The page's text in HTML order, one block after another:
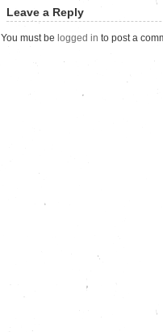
Leave a Reply
You must be logged in to post a